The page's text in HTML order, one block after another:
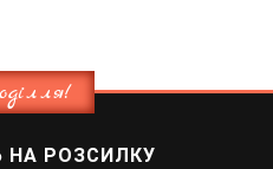
НА РОЗСИЛКУ